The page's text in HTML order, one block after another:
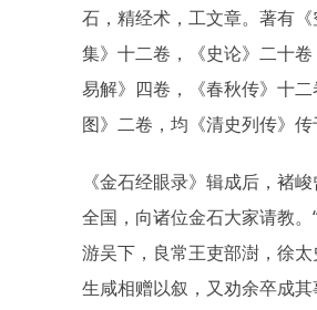
石，精经术，工文章。著有
集》十二卷，《史论》二十
易解》四卷，《春秋传》十
图》二卷，均《清史列传》传
《金石经眼录》辑成后，褚
全国，向诸位金石大家请教。
游吴下，良常王吏部澍，徐
生咸相赠以叙，又劝余卒成